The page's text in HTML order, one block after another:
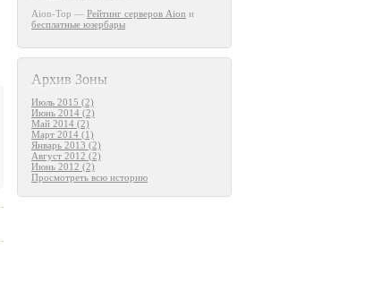
Aion-Top — Рейтинг серверов Aion и
бесплатные юзербары
Архив Зоны
Июль 2015 (2)
Июнь 2014 (2)
Май 2014 (2)
Март 2014 (1)
Январь 2013 (2)
Август 2012 (2)
Июнь 2012 (2)
Просмотреть всю историю